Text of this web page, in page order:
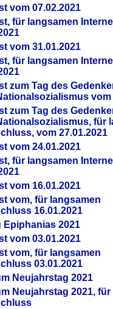
vom 07.02.2021
für langsamen
vom 31.01.2021
für langsamen
zum Tag des
vom
zum Tag des
für
vom 27.01.2021
vom 24.01.2021
für langsamen
vom 16.01.2021
vom, für langsamen
16.01.2021
Epiphanias 2021
vom 03.01.2021
vom, für langsamen
03.01.2021
Neujahrstag 2021
Neujahrstag 2021,